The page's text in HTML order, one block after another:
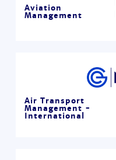
Aviation
Management
Air Transport
Management -
International